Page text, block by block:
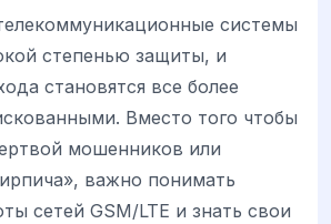
системы
степенью защиты, и
становятся все более
Вместо того чтобы
мошенников или
важно понимать
сетей GSM/LTE и знать свои